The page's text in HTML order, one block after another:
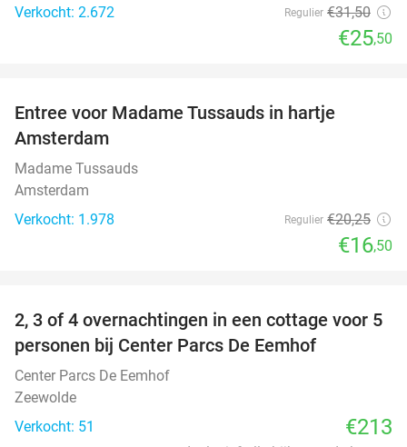
Verkocht: 2.672
Regulier €31,50
€25,50
Entree voor Madame Tussauds in hartje
Amsterdam
Madame Tussauds
Amsterdam
Verkocht: 1.978
Regulier €20,25
€16,50
2, 3 of 4 overnachtingen in een cottage voor 5
personen bij Center Parcs De Eemhof
Center Parcs De Eemhof
Zeewolde
Verkocht: 51
€213